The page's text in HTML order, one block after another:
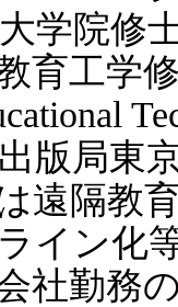
学院修
育工学
版局東
遠隔教
イン化
社勤務